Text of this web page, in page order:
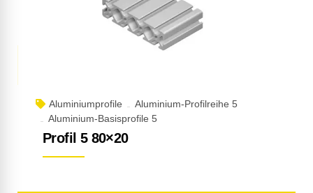
Aluminiumprofile
Aluminium-Profilreihe 5
Aluminium-Basisprofile 5
Profil 5 80×20